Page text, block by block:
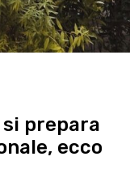
prepara
ecco